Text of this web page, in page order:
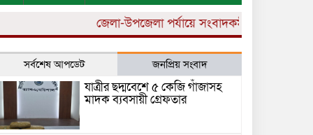
জেলা-উপজেলা পর্যায়ে সংবাদকর্মী নিয়োগ চলছে।
সর্বশেষ আপডেট জনপ্রিয় সংবাদ
যাত্রীর ছদ্মবেশে ৫ কেজি গাঁজাসহ
মাদক ব্যবসায়ী গ্রেফতার